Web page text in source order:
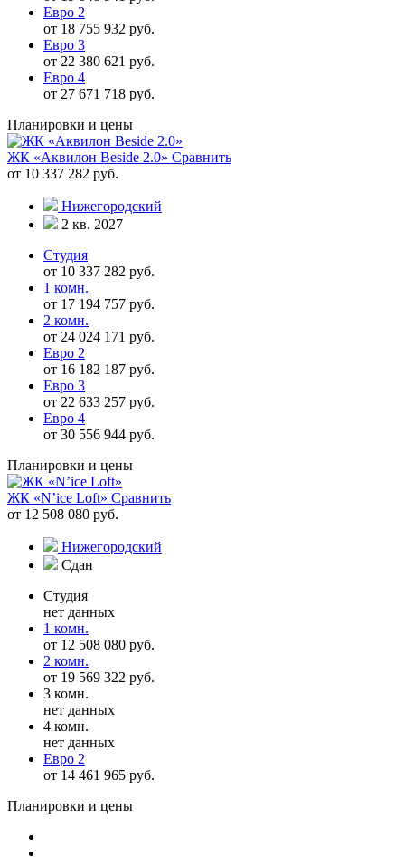
Евро 2
от 18 755 932 руб.
Евро 3
от 22 380 621 руб.
Евро 4
от 27 671 718 руб.
Планировки и цены
ЖК «Аквилон Beside 2.0» Сравнить
от 10 337 282 руб.
Нижегородский
2 кв. 2027
Студия
от 10 337 282 руб.
1 комн.
от 17 194 757 руб.
2 комн.
от 24 024 171 руб.
Евро 2
от 16 182 187 руб.
Евро 3
от 22 633 257 руб.
Евро 4
от 30 556 944 руб.
Планировки и цены
ЖК «N’ice Loft» Сравнить
от 12 508 080 руб.
Нижегородский
Сдан
Студия
нет данных
1 комн.
от 12 508 080 руб.
2 комн.
от 19 569 322 руб.
3 комн.
нет данных
4 комн.
нет данных
Евро 2
от 14 461 965 руб.
Планировки и цены